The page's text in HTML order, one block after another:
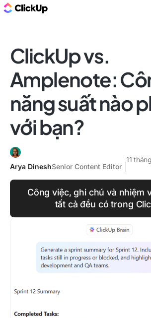
ClickUp vs.
Amplenote:
năng suất nào
với bạn?
Arya DineshSenior Content Editor
11
Công việc, ghi chú và nhiệm
tất cả đều có trong